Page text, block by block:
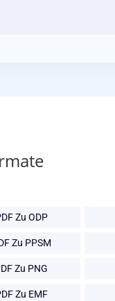
Zu ODP
Zu PPSM
Zu PNG
Zu EMF